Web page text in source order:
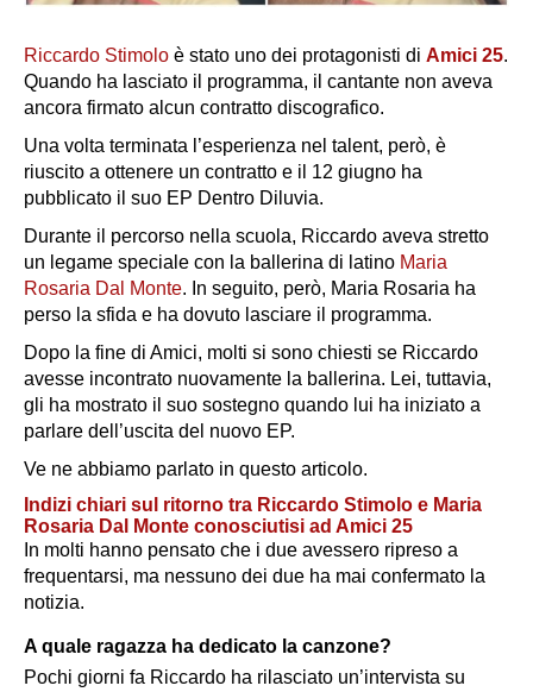
Riccardo Stimolo è stato uno dei protagonisti di Amici 25.
Quando ha lasciato il programma, il cantante non aveva
ancora firmato alcun contratto discografico.
Una volta terminata l’esperienza nel talent, però, è
riuscito a ottenere un contratto e il 12 giugno ha
pubblicato il suo EP Dentro Diluvia.
Durante il percorso nella scuola, Riccardo aveva stretto
un legame speciale con la ballerina di latino Maria
Rosaria Dal Monte. In seguito, però, Maria Rosaria ha
perso la sfida e ha dovuto lasciare il programma.
Dopo la fine di Amici, molti si sono chiesti se Riccardo
avesse incontrato nuovamente la ballerina. Lei, tuttavia,
gli ha mostrato il suo sostegno quando lui ha iniziato a
parlare dell’uscita del nuovo EP.
Ve ne abbiamo parlato in questo articolo.
Indizi chiari sul ritorno tra Riccardo Stimolo e Maria
Rosaria Dal Monte conosciutisi ad Amici 25
In molti hanno pensato che i due avessero ripreso a
frequentarsi, ma nessuno dei due ha mai confermato la
notizia.
A quale ragazza ha dedicato la canzone?
Pochi giorni fa Riccardo ha rilasciato un’intervista su